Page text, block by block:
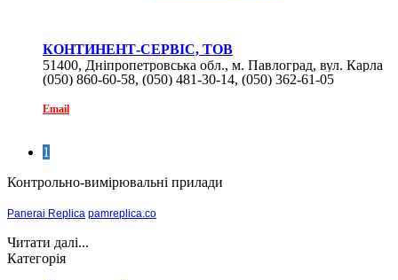
КОНТИНЕНТ-СЕРВІС, ТОВ
51400, Дніпропетровська обл., м. Павлоград, вул. Карла
Маркса, 68
(050) 860-60-58, (050) 481-30-14, (050) 362-61-05
Email
1
Контрольно-вимірювальні прилади
Panerai Replica pamreplica.co
Читати далі...
Категорія